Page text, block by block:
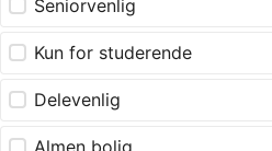
Seniorvenlig
Kun for studerende
Delevenlig